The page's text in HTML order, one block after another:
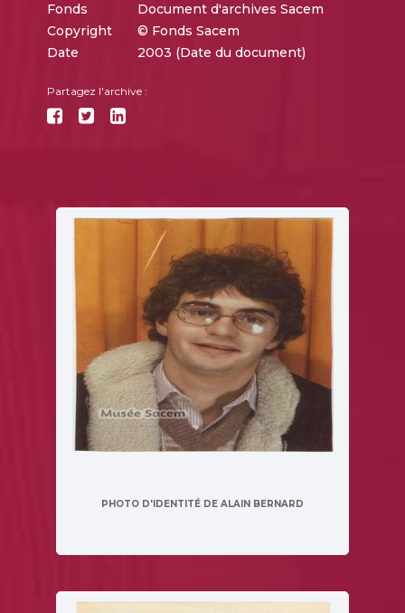
Fonds
Document d'archives Sacem
Copyright
© Fonds Sacem
Date
2003 (Date du document)
Partagez l'archive :
PHOTO D'IDENTITÉ DE ALAIN BERNARD